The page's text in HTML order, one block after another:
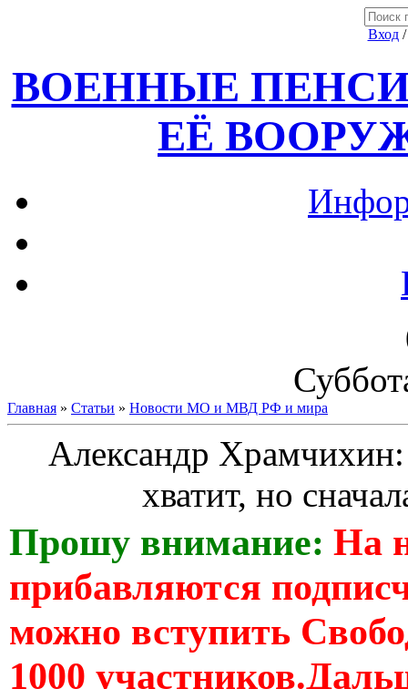
Вход
ВОЕННЫЕ
ЕЁ
Главная » Статьи » Новости МО и МВД РФ и мира
Александр
хватит, но
Прошу внимание: На
прибавляются
можно вступить
1000